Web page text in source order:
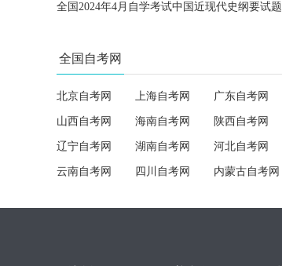
全国2024年4月自学考试中国近现代史纲要试题
全国自考网
北京自考网 上海自考网 广东自考网
山西自考网 海南自考网 陕西自考网
辽宁自考网 湖南自考网 河北自考网
云南自考网 四川自考网 内蒙古自考网